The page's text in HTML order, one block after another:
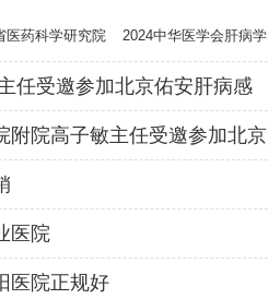
医药科学研究院
附属医院肝
2024中华医学会肝病学
分会学术年
任受邀参加北京佑安肝病感
附院高子敏主任受邀参加北京
医院
医院正规好